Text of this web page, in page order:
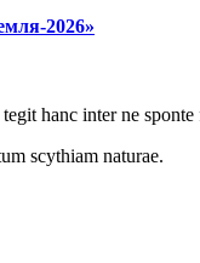
2026»
hanc inter ne
scythiam naturae.